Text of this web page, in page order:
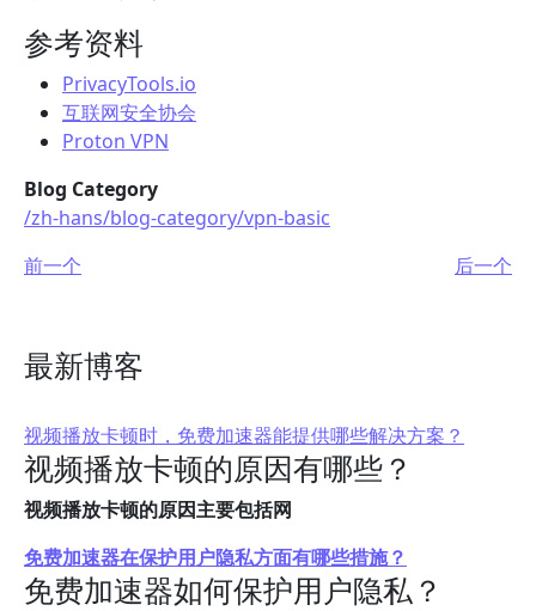
参考资料
PrivacyTools.io
互联网安全协会
Proton VPN
Blog Category
/zh-hans/blog-category/vpn-basic
前一个
后一个
最新博客
视频播放卡顿时，免费加速器能提供哪些解决方案？
视频播放卡顿的原因有哪些？
视频播放卡顿的原因主要包括网
免费加速器在保护用户隐私方面有哪些措施？
免费加速器如何保护用户隐私？